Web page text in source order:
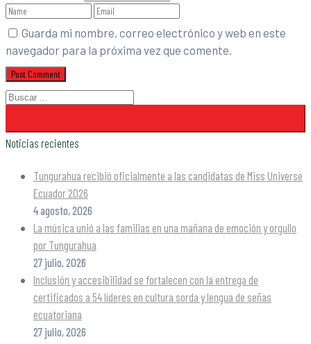
Guarda mi nombre, correo electrónico y web en este
navegador para la próxima vez que comente.
Noticias recientes
Tungurahua recibió oficialmente a las candidatas de Miss Universe
Ecuador 2026
4 agosto, 2026
La música unió a las familias en una mañana de emoción y orgullo
por Tungurahua
27 julio, 2026
Inclusión y accesibilidad se fortalecen con la entrega de
certificados a 54 líderes en cultura sorda y lengua de señas
ecuatoriana
27 julio, 2026